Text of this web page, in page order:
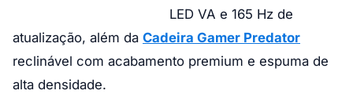
LED VA e 165 Hz de
atualização, além da Cadeira Gamer Predator
reclinável com acabamento premium e espuma de
alta densidade.